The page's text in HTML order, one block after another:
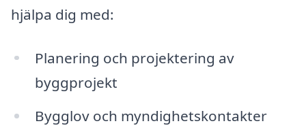
hjälpa dig med:
Planering och projektering av
byggprojekt
Bygglov och myndighetskontakter